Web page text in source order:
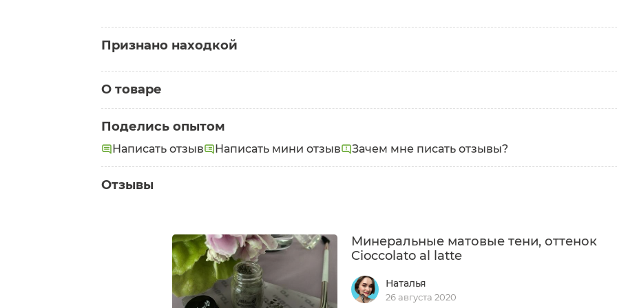
Признано находкой
Находка для комбинированной кожи
Тени в стеклянной баночке с откручивающейся крышкой, оттенок темно-коричневый,
брови. При нанесении дают насыщенный цвет, можно дорисовывать в волосковой
весь день.
2
О товаре
Поделись опытом
Написать отзыв Написать мини отзыв Зачем мне писать отзывы?
Отзывы
Минеральные матовые тени, оттенок
Cioccolato al latte
Наталья
26 августа 2020